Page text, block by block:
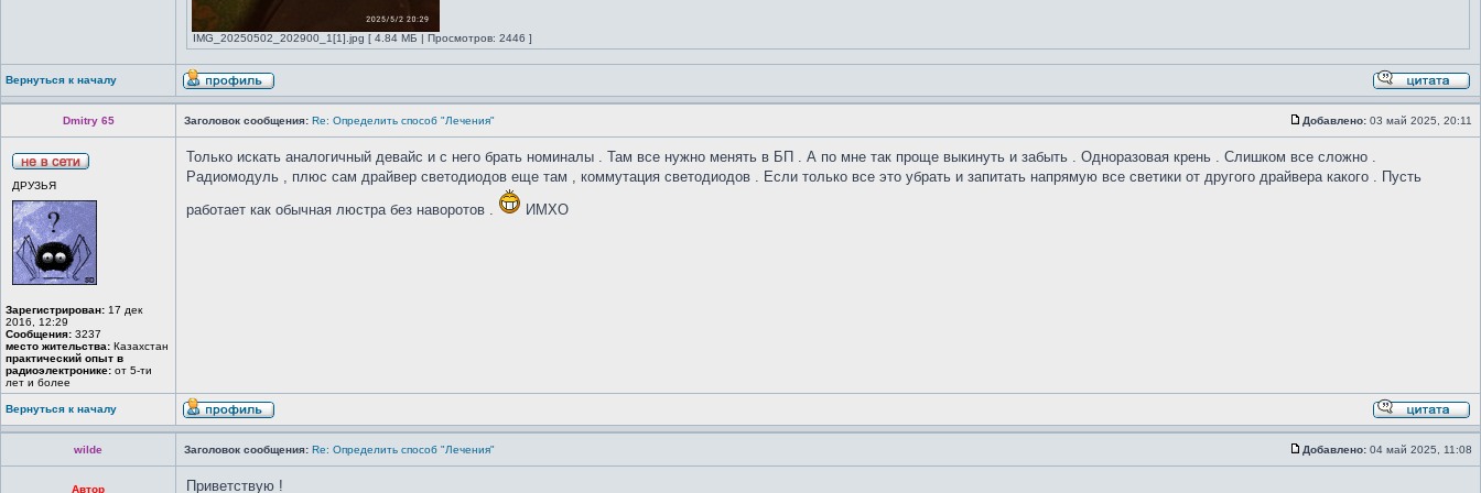
IMG_20250502_202900_1[1].jpg [ 4.84 МБ | Просмотров: 2446 ]
Вернуться к началу
Dmitry 65 Заголовок сообщения: Re: Определить способ "Лечения" Добавлено: 03 май 2025, 20:11
ДРУЗЬЯ
Зарегистрирован: 17 дек
2016, 12:29
Сообщения: 3237
место жительства: Казахстан
практический опыт в
радиоэлектронике: от 5-ти
лет и более
Только искать аналогичный девайс и с него брать номиналы . Там все нужно менять в БП . А по мне так проще выкинуть и забыть . Одноразовая крень . Слишком все сложно .
Радиомодуль , плюс сам драйвер светодиодов еще там , коммутация светодиодов . Если только все это убрать и запитать напрямую все светики от другого драйвера какого . Пусть
работает как обычная люстра без наворотов .
ИМХО
Вернуться к началу
wilde Заголовок сообщения: Re: Определить способ "Лечения" Добавлено: 04 май 2025, 11:08
Автор Приветствую !